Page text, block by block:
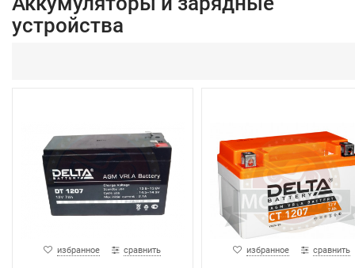
устройства
избранное сравнить избранное сравнить